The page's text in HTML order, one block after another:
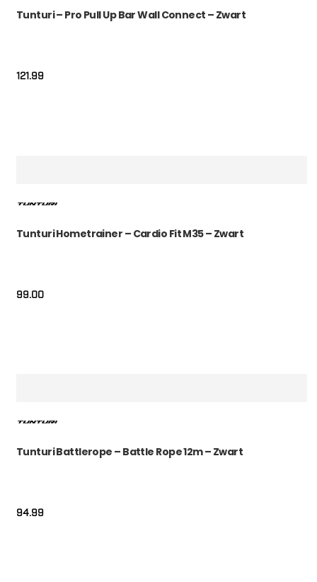
Tunturi – Pro Pull Up Bar Wall Connect – Zwart
121.99
Tunturi Hometrainer – Cardio Fit M35 – Zwart
99.00
Tunturi Battlerope – Battle Rope 12m – Zwart
94.99